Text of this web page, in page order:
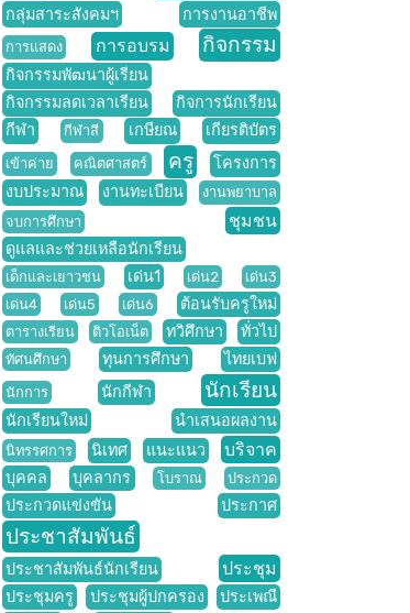
กลุ่มสาระสังคมฯ
การงานอาชีพ
การแสดง การอบรม กิจกรรม
กิจกรรมพัฒนาผู้เรียน
กิจกรรมลดเวลาเรียน
กิจการนักเรียน
กีฬา
กีฬาสี เกษียณ เกียรติบัตร
เข้าค่าย คณิตศาสตร์ ครู
โครงการ
งบประมาณ
งานทะเบียน
งานพยาบาล
จบการศึกษา
ชุมชน
ดูแลและช่วยเหลือนักเรียน
เด็กและเยาวชน เด่น1 เด่น2
เด่น3
เด่น4
เด่น5 เด่น6 ต้อนรับครูใหม่
ตารางเรียน ติวโอเน็ต ทวิศึกษา ทั่วไป
ทัศนศึกษา ทุนการศึกษา ไทยเบฟ
นักการ นักกีฬา นักเรียน
นักเรียนใหม่ นำเสนอผลงาน
นิทรรศการ นิเทศ แนะแนว บริจาค
บุคคล บุคลากร โบราณ ประกวด
ประกวดแข่งขัน ประกาศ
ประชาสัมพันธ์
ประชาสัมพันธ์นักเรียน ประชุม
ประชุมครู ประชุมผู้ปกครอง ประเพณี